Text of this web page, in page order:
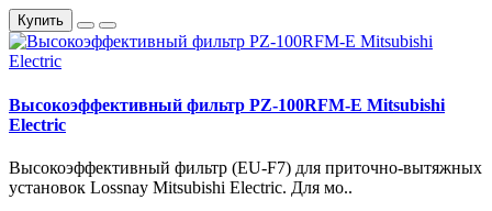
Купить
Высокоэффективный фильтр PZ-100RFM-E Mitsubishi
Electric
Высокоэффективный фильтр (EU-F7) для приточно-вытяжных
установок Lossnay Mitsubishi Electric. Для мо..